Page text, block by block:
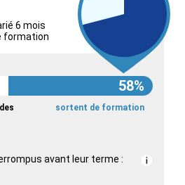
6 mois
formation
58%
sortent de formation
avant leur terme :